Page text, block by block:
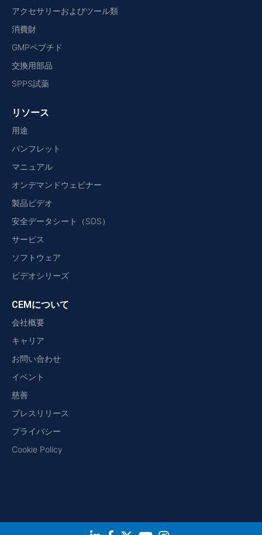
アクセサリーおよびツール類
消費財
GMPペプチド
交換用部品
SPPS試薬
リソース
用途
パンフレット
マニュアル
オンデマンドウェビナー
製品ビデオ
安全データシート（SDS）
サービス
ソフトウェア
ビデオシリーズ
CEMについて
会社概要
キャリア
お問い合わせ
イベント
慈善
プレスリリース
プライバシー
Cookie Policy